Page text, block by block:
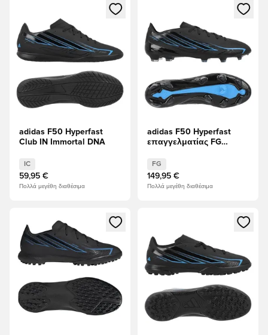
Ανοίγει ένα Modal για να συνδεθείτε ή να εγγραφείτε ως
adidas F50 Hyperfast
Club IN Immortal DNA
IC
59,95 €
Πολλά μεγέθη διαθέσιμα
Ανοίγει ένα Modal για να
adidas F50 Hyperfast
επαγγελματίας FG
FG
149,95 €
Πολλά μεγέθη διαθέσιμα
Ανοίγει ένα Modal για να συνδεθείτε ή να εγγραφείτε ως
Ανοίγει ένα Modal για να